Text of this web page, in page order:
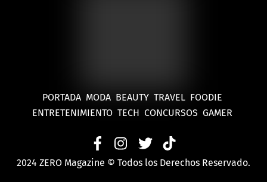
PORTADA MODA BEAUTY TRAVEL FOODIE
ENTRETENIMIENTO TECH CONCURSOS GAMER
2024 ZERO Magazine © Todos los Derechos Reservado.